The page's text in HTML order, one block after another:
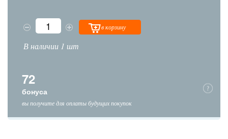
в корзину
В наличии 1 шт
72
бонуса
вы получите для оплаты будущих покупок